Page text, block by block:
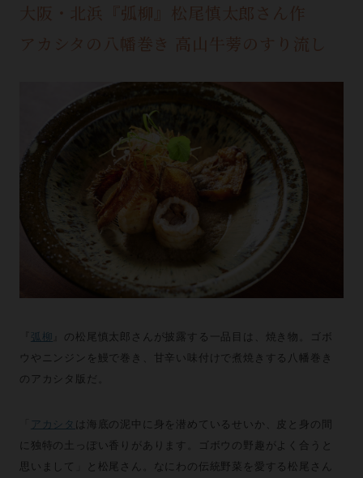
大阪・北浜『弧柳』松尾慎太郎さん作
アカシタの八幡巻き 高山牛蒡のすり流し
弧柳 』の松尾慎太郎さんが披露する一品目は、焼き物。ゴボ
ウやニンジンを鰻で巻き、甘辛い味付けで煮焼きする八幡巻き
のアカシタ版だ。
アカシタ は海底の泥中に身を潜めているせいか、皮と身の間
に独特の土っぽい香りがあります。ゴボウの野趣がよく合うと
思いまして」と松尾さん。なにわの伝統野菜を愛する松尾さん